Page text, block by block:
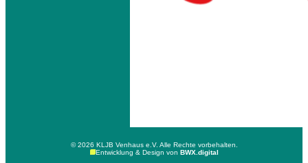
© 2026 KLJB Venhaus e.V. Alle Rechte vorbehalten.
Entwicklung & Design von BWX.digital